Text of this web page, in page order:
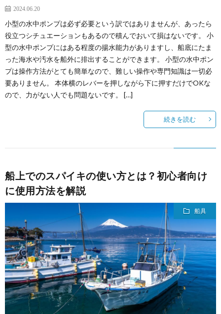
2024.06.20
小型の水中ポンプは必ず必要という訳ではありませんが、あったら
役立つシチュエーションもあるので積んでおいて損はないです。 小
型の水中ポンプにはある程度の揚水能力がありますし、船底にたま
った海水や汚水を船外に排出することができます。 小型の水中ポン
プは操作方法がとても簡単なので、難しい操作や専門知識は一切必
要ありません。 本体横のレバーを押しながら下に押すだけでOKな
ので、力がない人でも問題ないです。 […]
続きを読む
船上でのスパイキの使い方とは？初心者向け
に使用方法を解説
船具